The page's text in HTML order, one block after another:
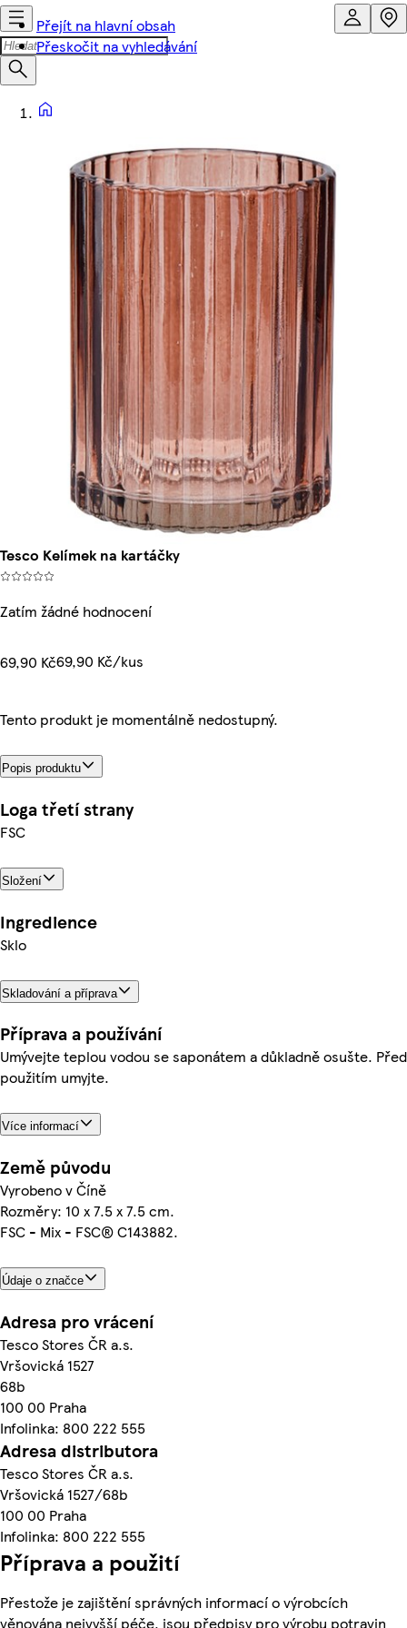
Přejít na hlavní obsah
Přeskočit na vyhledávání
Tesco Kelímek na kartáčky
Zatím žádné hodnocení
69,90 Kč69,90 Kč/kus
Tento produkt je momentálně nedostupný.
Popis produktu
Loga třetí strany
FSC
Složení
Ingredience
Sklo
Skladování a příprava
Příprava a používání
Umývejte teplou vodou se saponátem a důkladně osušte. Před
použitím umyjte.
Více informací
Země původu
Vyrobeno v Číně
Rozměry: 10 x 7.5 x 7.5 cm.
FSC - Mix - FSC® C143882.
Údaje o značce
Adresa pro vrácení
Tesco Stores ČR a.s.
Vršovická 1527
68b
100 00 Praha
Infolinka: 800 222 555
Adresa distributora
Tesco Stores ČR a.s.
Vršovická 1527/68b
100 00 Praha
Infolinka: 800 222 555
Příprava a použití
Přestože je zajištění správných informací o výrobcích
věnována nejvyšší péče, jsou předpisy pro výrobu potravin